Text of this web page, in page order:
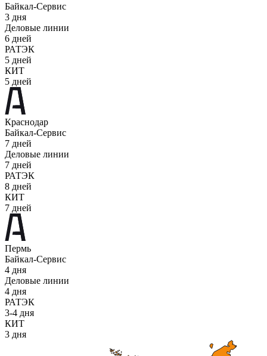
Байкал-Сервис
3 дня
Деловые линии
6 дней
РАТЭК
5 дней
КИТ
5 дней
Краснодар
Байкал-Сервис
7 дней
Деловые линии
7 дней
РАТЭК
8 дней
КИТ
7 дней
Пермь
Байкал-Сервис
4 дня
Деловые линии
4 дня
РАТЭК
3-4 дня
КИТ
3 дня